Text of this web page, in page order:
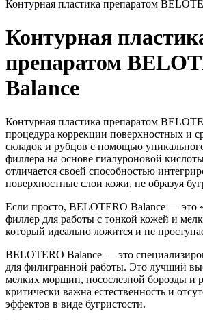
Контурная пластика препаратом
Контурная
препаратом
Balance
Контурная пластика препаратом
процедура коррекции поверхностных и
складок и рубцов с помощью
филлера на основе гиалуроновой
отличается своей способностью
поверхностные слои кожи, не образуя
Если просто, BELOTERO Balance — это
филлер для работы с тонкой кожей и
который идеально ложится и не
BELOTERO Balance — это
для филигранной работы. Это лучший
мелких морщин, носослезной борозды и
критически важна естественность и
эффектов в виде бугристости.